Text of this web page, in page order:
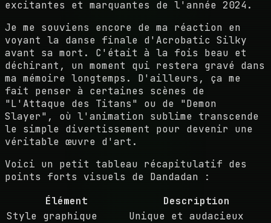
excitantes et marquantes de l'année 2024.
Je me souviens encore de ma réaction en
voyant la danse finale d'Acrobatic Silky
avant sa mort. C'était à la fois beau et
déchirant, un moment qui restera gravé dans
ma mémoire longtemps. D'ailleurs, ça me
fait penser à certaines scènes de
"L'Attaque des Titans" ou de "Demon
Slayer", où l'animation sublime transcende
le simple divertissement pour devenir une
véritable œuvre d'art.
Voici un petit tableau récapitulatif des
points forts visuels de Dandadan :
Élément
Description
Style graphique
Unique et audacieux